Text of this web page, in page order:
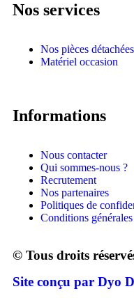
Nos services
Nos pièces détachées
Matériel occasion
Informations
Nous contacter
Qui sommes-nous ?
Recrutement
Nos partenaires
Politiques de
Conditions
© Tous droits
Site conçu par Dyo